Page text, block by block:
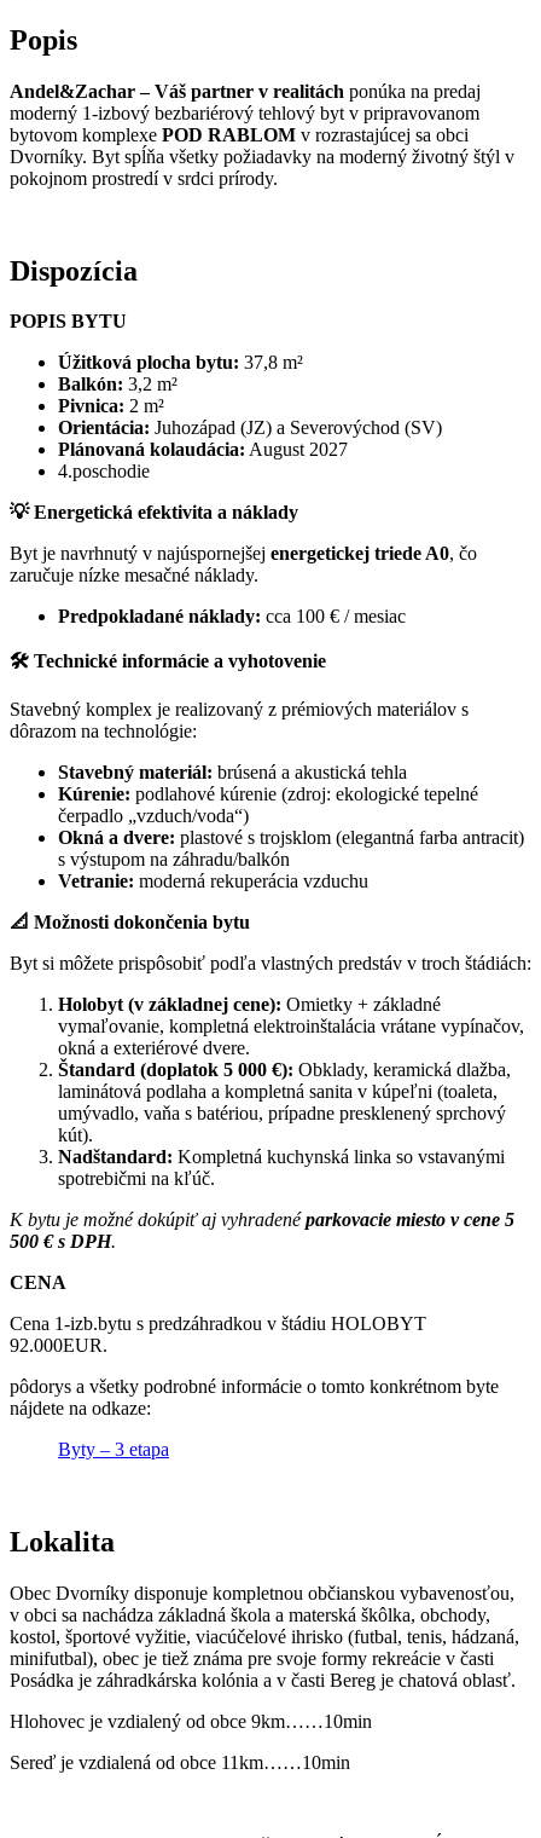
Popis
Andel&Zachar – Váš partner v realitách ponúka na predaj
moderný 1-izbový bezbariérový tehlový byt v pripravovanom
bytovom komplexe POD RABLOM v rozrastajúcej sa obci
Dvorníky. Byt spĺňa všetky požiadavky na moderný životný štýl v
pokojnom prostredí v srdci prírody.
Dispozícia
POPIS BYTU
Úžitková plocha bytu: 37,8 m²
Balkón: 3,2 m²
Pivnica: 2 m²
Orientácia: Juhozápad (JZ) a Severovýchod (SV)
Plánovaná kolaudácia: August 2027
4.poschodie
💡 Energetická efektivita a náklady
Byt je navrhnutý v najúspornejšej energetickej triede A0, čo
zaručuje nízke mesačné náklady.
Predpokladané náklady: cca 100 € / mesiac
🛠️ Technické informácie a vyhotovenie
Stavebný komplex je realizovaný z prémiových materiálov s
dôrazom na technológie:
Stavebný materiál: brúsená a akustická tehla
Kúrenie: podlahové kúrenie (zdroj: ekologické tepelné
čerpadlo „vzduch/voda“)
Okná a dvere: plastové s trojsklom (elegantná farba antracit)
s výstupom na záhradu/balkón
Vetranie: moderná rekuperácia vzduchu
📐 Možnosti dokončenia bytu
Byt si môžete prispôsobiť podľa vlastných predstáv v troch štádiách:
Holobyt (v základnej cene): Omietky + základné
vymaľovanie, kompletná elektroinštalácia vrátane vypínačov,
okná a exteriérové dvere.
Štandard (doplatok 5 000 €): Obklady, keramická dlažba,
laminátová podlaha a kompletná sanita v kúpeľni (toaleta,
umývadlo, vaňa s batériou, prípadne presklenený sprchový
kút).
Nadštandard: Kompletná kuchynská linka so vstavanými
spotrebičmi na kľúč.
K bytu je možné dokúpiť aj vyhradenéparkovacie miesto v cene 5
500 € s DPH.
CENA
Cena 1-izb.bytu s predzáhradkou v štádiu HOLOBYT
92.000EUR.
pôdorys a všetky podrobné informácie o tomto konkrétnom byte
nájdete na odkaze:
Byty – 3 etapa
Lokalita
Obec Dvorníky disponuje kompletnou občianskou vybavenosťou,
v obci sa nachádza základná škola a materská škôlka, obchody,
kostol, športové vyžitie, viacúčelové ihrisko (futbal, tenis, hádzaná,
minifutbal), obec je tiež známa pre svoje formy rekreácie v časti
Posádka je záhradkárska kolónia a v časti Bereg je chatová oblasť.
Hlohovec je vzdialený od obce 9km……10min
Sereď je vzdialená od obce 11km……10min